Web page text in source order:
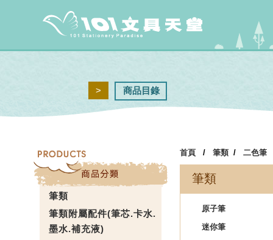
> 商品目錄
筆類
筆類附屬配件(筆芯.卡水.
墨水.補充液)
首頁 / 筆類/ 二色筆
筆類
原子筆
迷你筆